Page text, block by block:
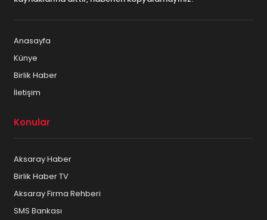
Anasayfa
Künye
Birlik Haber
İletişim
Konular
Aksaray Haber
Birlik Haber TV
Aksaray Firma Rehberi
SMS Bankası